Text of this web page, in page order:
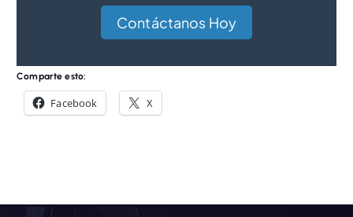
Contáctanos Hoy
Comparte esto:
Facebook X